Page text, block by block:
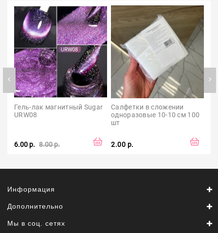
Гель-лак магнитный Sugar
URW08
6.00 р. 8.00 р.
Салфетки в сложении
одноразовые 10-10 см 100
шт
2.00 р.
Информация
Дополнительно
Мы в соц. сетях